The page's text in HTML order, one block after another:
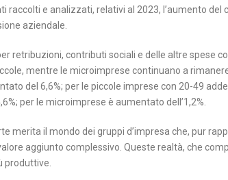
raccolti e analizzati, relativi al 2023, l’aumento
aziendale.
retribuzioni, contributi sociali e delle altre spese
mentre le microimprese continuano a
del 6,6%; per le piccole imprese con 20-49
per le microimprese è aumentato dell’1,2%.
merita il mondo dei gruppi d’impresa che, pur
aggiunto complessivo. Queste realtà, che
produttive.